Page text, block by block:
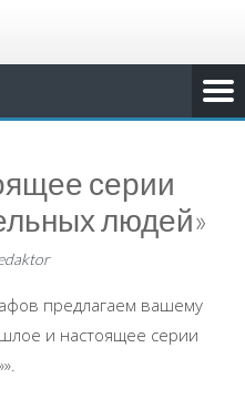
серии
людей»
предлагаем вашему
и настоящее серии